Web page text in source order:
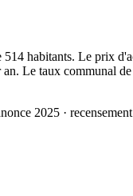
habitants. Le prix
Le taux communal
2025 ·